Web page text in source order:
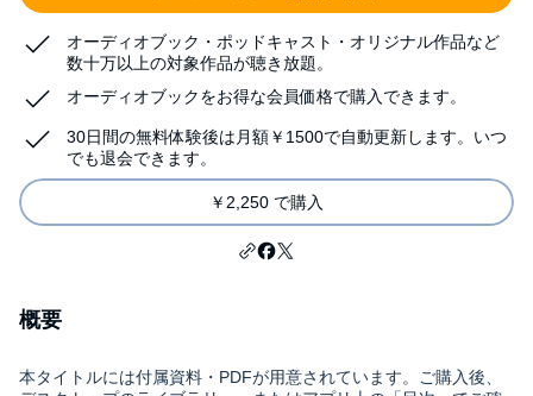
オーディオブック・ポッドキャスト・オリジナル作品など
数十万以上の対象作品が聴き放題。
オーディオブックをお得な会員価格で購入できます。
30日間の無料体験後は月額￥1500で自動更新します。いつ
でも退会できます。
￥2,250 で購入
概要
本タイトルには付属資料・PDFが用意されています。ご購入後、